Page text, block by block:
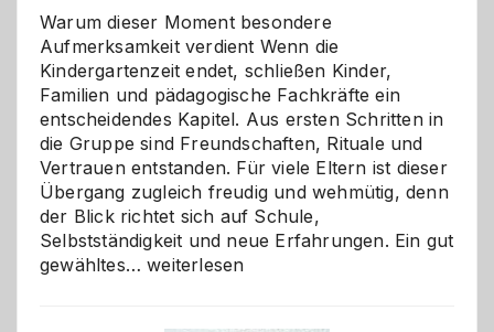
Warum dieser Moment besondere
Aufmerksamkeit verdient Wenn die
Kindergartenzeit endet, schließen Kinder,
Familien und pädagogische Fachkräfte ein
entscheidendes Kapitel. Aus ersten Schritten in
die Gruppe sind Freundschaften, Rituale und
Vertrauen entstanden. Für viele Eltern ist dieser
Übergang zugleich freudig und wehmütig, denn
der Blick richtet sich auf Schule,
Selbstständigkeit und neue Erfahrungen. Ein gut
gewähltes…Abschied
weiterlesen